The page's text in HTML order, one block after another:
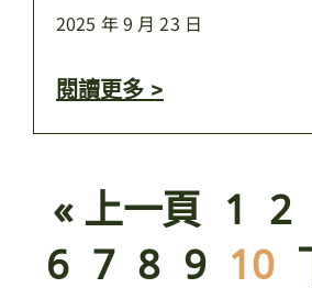
2025 年 9 月 23 日
閱讀更多 >
« 上一頁 1 2
6 7 8 9 10